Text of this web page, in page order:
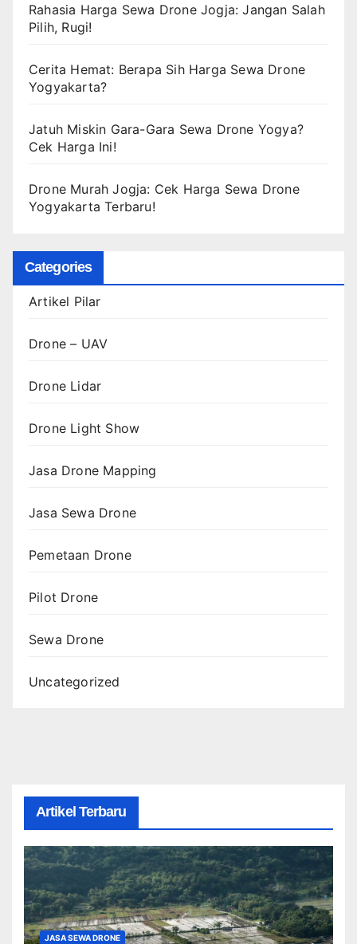
Rahasia Harga Sewa Drone Jogja: Jangan Salah
Pilih, Rugi!
Cerita Hemat: Berapa Sih Harga Sewa Drone
Yogyakarta?
Jatuh Miskin Gara-Gara Sewa Drone Yogya?
Cek Harga Ini!
Drone Murah Jogja: Cek Harga Sewa Drone
Yogyakarta Terbaru!
Categories
Artikel Pilar
Drone – UAV
Drone Lidar
Drone Light Show
Jasa Drone Mapping
Jasa Sewa Drone
Pemetaan Drone
Pilot Drone
Sewa Drone
Uncategorized
Artikel Terbaru
JASA SEWA DRONE